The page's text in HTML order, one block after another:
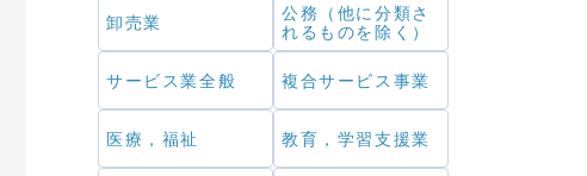
卸売業
公務（他に分類さ
れるものを除く）
サービス業全般 複合サービス事業
医療，福祉 教育，学習支援業